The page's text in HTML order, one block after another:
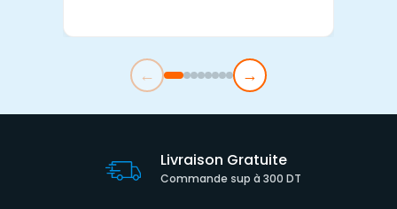
← →
Livraison Gratuite
Commande sup à 300 DT